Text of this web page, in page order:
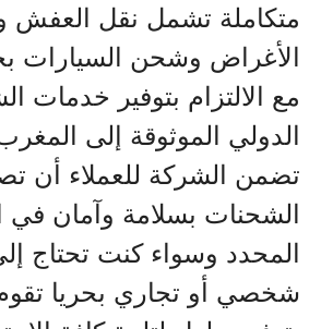
متكاملة تشمل نقل
الأغراض وشحن السيارات
مع الالتزام بتوفير خدمات
الدولي الموثوقة إلى
تضمن الشركة للعملاء أن
الشحنات بسلامة وآمان في
المحدد وسواء كنت تحتاج
شخصي أو تجاري بحريا